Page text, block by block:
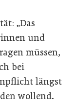
„Das
und
müssen,
bei
längst
wollend.